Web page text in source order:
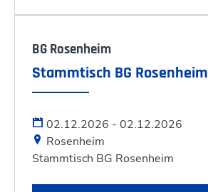
BG Rosenheim
Stammtisch BG Rosenheim
02.12.2026 - 02.12.2026
Rosenheim
Stammtisch BG Rosenheim